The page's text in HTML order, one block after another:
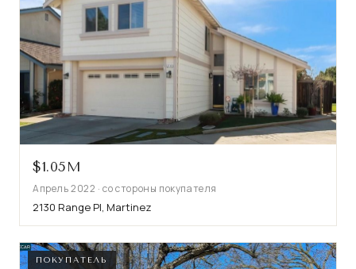
$1.05M
Апрель 2022 · со стороны покупателя
2130 Range Pl, Martinez
ПОКУПАТЕЛЬ